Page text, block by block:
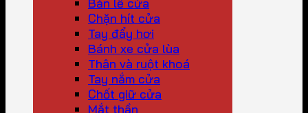
Chặn hít cửa
Tay đẩy hơi
Bánh xe cửa lùa
Thân và ruột khoá
Tay nắm cửa
Chốt giữ cửa
Mắt thần